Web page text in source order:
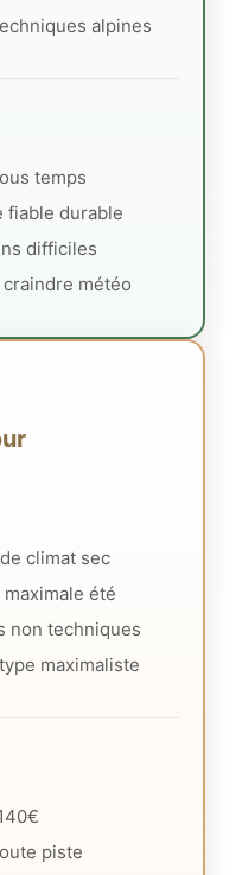
alpines
temps
fiable durable
difficiles
météo
climat sec
été
non techniques
maximaliste
piste